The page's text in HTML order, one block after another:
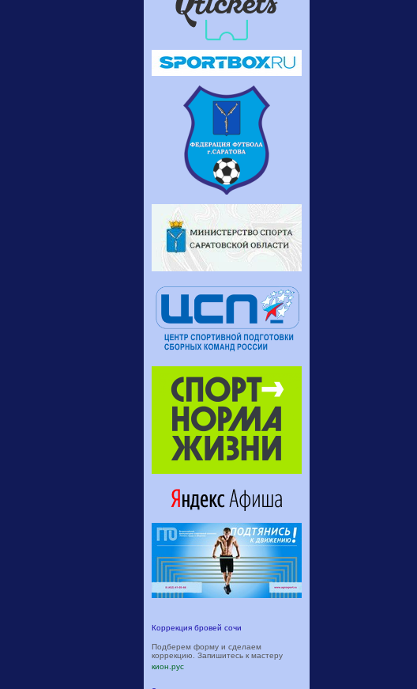
Коррекция бровей сочи
Подберем форму и сделаем
коррекцию. Запишитесь к мастеру
кион.рус